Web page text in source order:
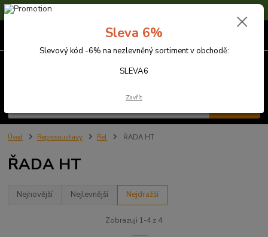
Sleva 6% na nezlevněné zboží s kódem SLEVA6
Úvod Reprosoustavy Rel ŘADA HT
ŘADA HT
Nejnovější Nejlevnější Nejdražší
Zobrazuji 1-4 z 4
Sleva 6%
Slevový kód -6% na nezlevněný sortiment v obchodě:
SLEVA6
Zavřít